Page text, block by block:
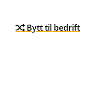
Bytt til bedrift